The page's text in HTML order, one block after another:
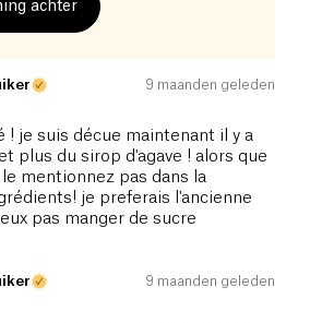
achter
9 maanden geleden
! je suis décue maintenant il y a
plus du sirop d'agave ! alors que
mentionnez pas dans la
je preferais l'ancienne
pas manger de sucre
9 maanden geleden